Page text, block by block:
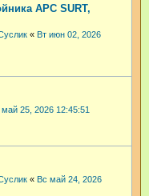
APC SURT,
« Вт июн 02, 2026
май 25, 2026 12:45:51
« Вс май 24, 2026